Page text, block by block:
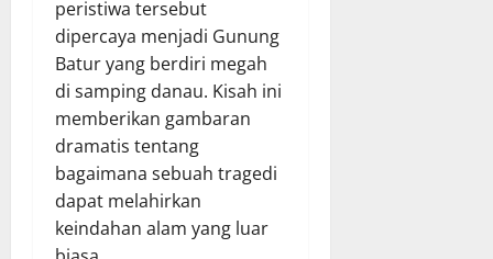
peristiwa tersebut
dipercaya menjadi Gunung
Batur yang berdiri megah
di samping danau. Kisah ini
memberikan gambaran
dramatis tentang
bagaimana sebuah tragedi
dapat melahirkan
keindahan alam yang luar